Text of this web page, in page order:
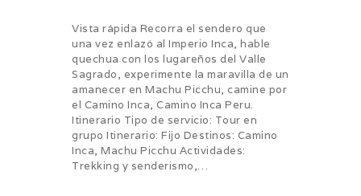
Vista rápida Recorra el sendero que
una vez enlazó al Imperio Inca, hable
quechua con los lugareños del Valle
Sagrado, experimente la maravilla de un
amanecer en Machu Picchu, camine por
el Camino Inca, Camino Inca Peru.
Itinerario Tipo de servicio: Tour en
grupo Itinerario: Fijo Destinos: Camino
Inca, Machu Picchu Actividades:
Trekking y senderismo,…